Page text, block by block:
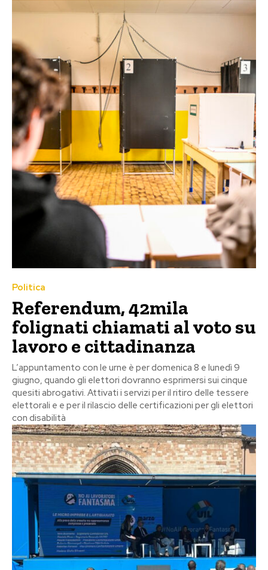
Politica
Referendum, 42mila
folignati chiamati al voto su
lavoro e cittadinanza
L’appuntamento con le urne è per domenica 8 e lunedì 9
giugno, quando gli elettori dovranno esprimersi sui cinque
quesiti abrogativi. Attivati i servizi per il ritiro delle tessere
elettorali e e per il rilascio delle certificazioni per gli elettori
con disabilità